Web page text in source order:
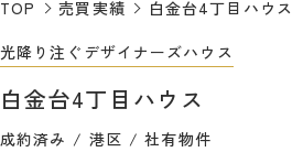
TOP 売買実績
白金台4丁目ハウス
光降り注ぐデザイナーズハウス
白金台4丁目ハウス
成約済み 港区 社有物件